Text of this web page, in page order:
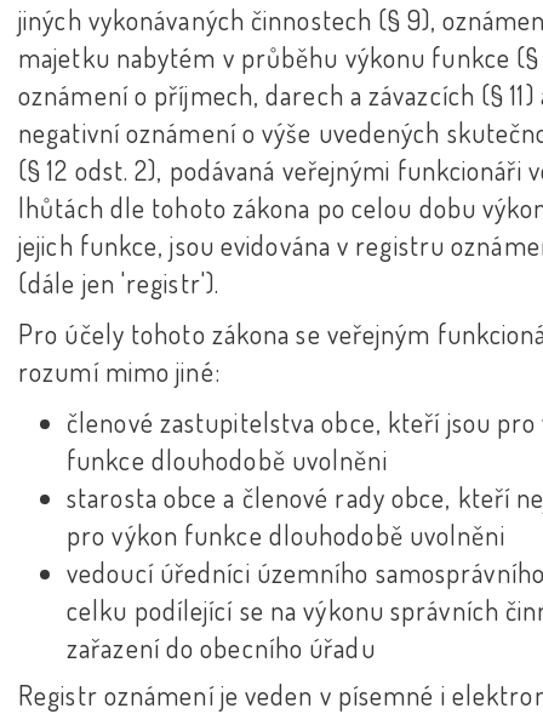
jiných vykonávaných činnostech (§ 9),
majetku nabytém v průběhu výkonu funkce (§
oznámení o příjmech, darech a závazcích (§ 11)
negativní oznámení o výše uvedených
(§ 12 odst. 2), podávaná veřejnými funkcionáři
lhůtách dle tohoto zákona po celou dobu
jejich funkce, jsou evidována v registru
(dále jen 'registr').
Pro účely tohoto zákona se veřejným
rozumí mimo jiné:
členové zastupitelstva obce, kteří jsou pro
funkce dlouhodobě uvolněni
starosta obce a členové rady obce, kteří
pro výkon funkce dlouhodobě uvolněni
vedoucí úředníci územního
celku podílející se na výkonu správních
zařazení do obecního úřadu
Registr oznámení je veden v písemné i